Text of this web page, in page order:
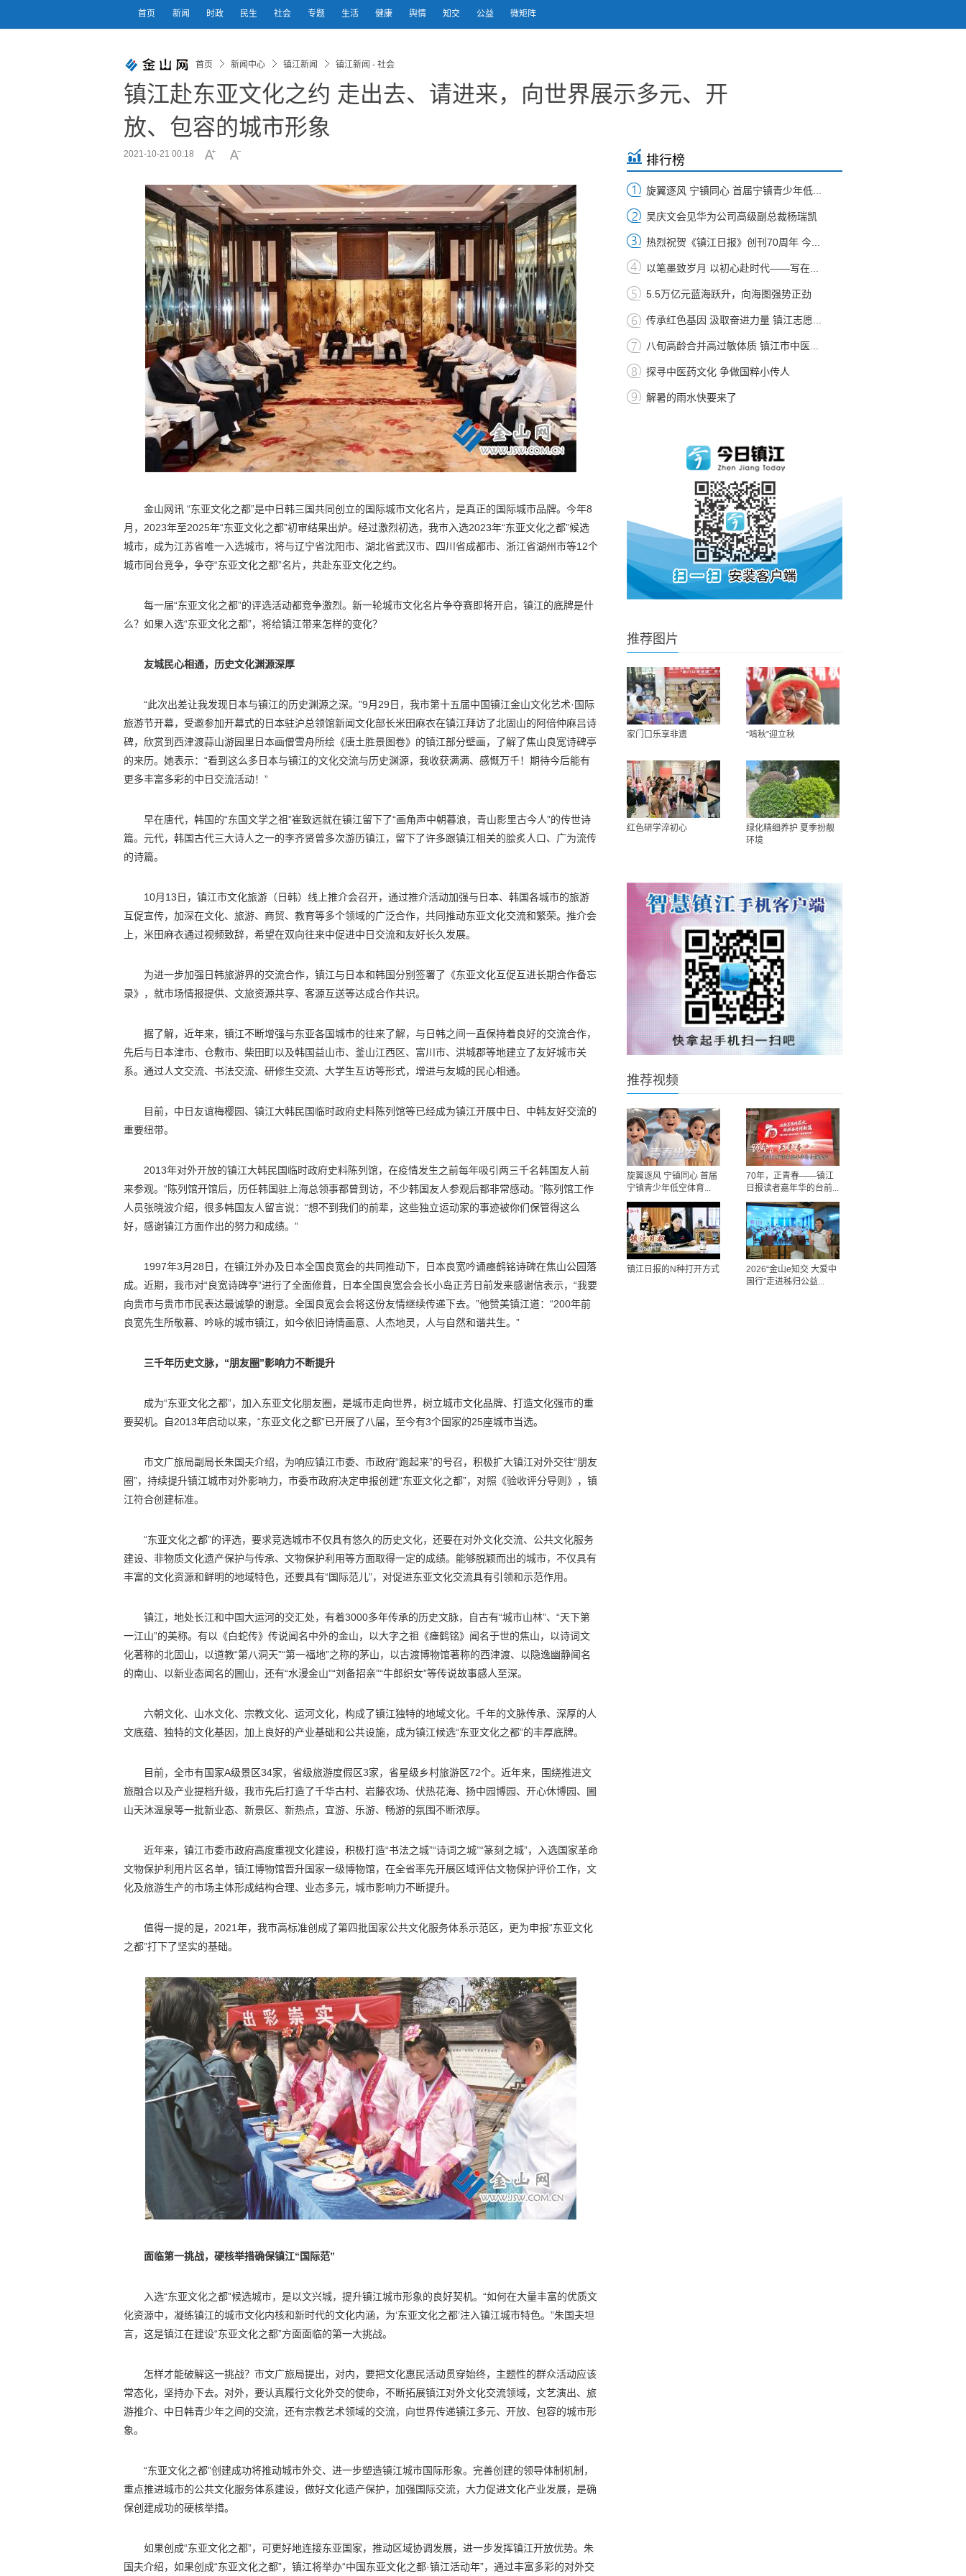
首页 新闻 时政 民生 社会 专题 生活 健康 舆情 知交 公益 微矩阵
首页 新闻中心 镇江新闻 镇江新闻 - 社会
镇江赴东亚文化之约 走出去、请进来，向世界展示多元、开
放、包容的城市形象
2021-10-21 00:18
金山网讯 “东亚文化之都”是中日韩三国共同创立的国际城市文化名片，是真正的国际城市品牌。今年8
月，2023年至2025年“东亚文化之都”初审结果出炉。经过激烈初选，我市入选2023年“东亚文化之都”候选
城市，成为江苏省唯一入选城市，将与辽宁省沈阳市、湖北省武汉市、四川省成都市、浙江省湖州市等12个
城市同台竞争，争夺“东亚文化之都”名片，共赴东亚文化之约。
每一届“东亚文化之都”的评选活动都竞争激烈。新一轮城市文化名片争夺赛即将开启，镇江的底牌是什
么？如果入选“东亚文化之都”，将给镇江带来怎样的变化？
友城民心相通，历史文化渊源深厚
“此次出差让我发现日本与镇江的历史渊源之深。”9月29日，我市第十五届中国镇江金山文化艺术·国际
旅游节开幕，受邀参加开幕式的日本驻沪总领馆新闻文化部长米田麻衣在镇江拜访了北固山的阿倍仲麻吕诗
碑，欣赏到西津渡蒜山游园里日本画僧雪舟所绘《唐土胜景图卷》的镇江部分壁画，了解了焦山良宽诗碑亭
的来历。她表示：“看到这么多日本与镇江的文化交流与历史渊源，我收获满满、感慨万千！期待今后能有
更多丰富多彩的中日交流活动！”
早在唐代，韩国的“东国文学之祖”崔致远就在镇江留下了“画角声中朝暮浪，青山影里古今人”的传世诗
篇。元代，韩国古代三大诗人之一的李齐贤曾多次游历镇江，留下了许多跟镇江相关的脍炙人口、广为流传
的诗篇。
10月13日，镇江市文化旅游（日韩）线上推介会召开，通过推介活动加强与日本、韩国各城市的旅游
互促宣传，加深在文化、旅游、商贸、教育等多个领域的广泛合作，共同推动东亚文化交流和繁荣。推介会
上，米田麻衣通过视频致辞，希望在双向往来中促进中日交流和友好长久发展。
为进一步加强日韩旅游界的交流合作，镇江与日本和韩国分别签署了《东亚文化互促互进长期合作备忘
录》，就市场情报提供、文旅资源共享、客源互送等达成合作共识。
据了解，近年来，镇江不断增强与东亚各国城市的往来了解，与日韩之间一直保持着良好的交流合作，
先后与日本津市、仓敷市、柴田町以及韩国益山市、釜山江西区、富川市、洪城郡等地建立了友好城市关
系。通过人文交流、书法交流、研修生交流、大学生互访等形式，增进与友城的民心相通。
目前，中日友谊梅樱园、镇江大韩民国临时政府史料陈列馆等已经成为镇江开展中日、中韩友好交流的
重要纽带。
2013年对外开放的镇江大韩民国临时政府史料陈列馆，在疫情发生之前每年吸引两三千名韩国友人前
来参观。“陈列馆开馆后，历任韩国驻上海总领事都曾到访，不少韩国友人参观后都非常感动。”陈列馆工作
人员张晓波介绍，很多韩国友人留言说：“想不到我们的前辈，这些独立运动家的事迹被你们保管得这么
好，感谢镇江方面作出的努力和成绩。”
1997年3月28日，在镇江外办及日本全国良宽会的共同推动下，日本良宽吟诵瘗鹤铭诗碑在焦山公园落
成。近期，我市对“良宽诗碑亭”进行了全面修葺，日本全国良宽会会长小岛正芳日前发来感谢信表示，“我要
向贵市与贵市市民表达最诚挚的谢意。全国良宽会会将这份友情继续传递下去。”他赞美镇江道：“200年前
良宽先生所敬慕、吟咏的城市镇江，如今依旧诗情画意、人杰地灵，人与自然和谐共生。”
三千年历史文脉，“朋友圈”影响力不断提升
成为“东亚文化之都”，加入东亚文化朋友圈，是城市走向世界，树立城市文化品牌、打造文化强市的重
要契机。自2013年启动以来，“东亚文化之都”已开展了八届，至今有3个国家的25座城市当选。
市文广旅局副局长朱国夫介绍，为响应镇江市委、市政府“跑起来”的号召，积极扩大镇江对外交往“朋友
圈”，持续提升镇江城市对外影响力，市委市政府决定申报创建“东亚文化之都”，对照《验收评分导则》，镇
江符合创建标准。
“东亚文化之都”的评选，要求竞选城市不仅具有悠久的历史文化，还要在对外文化交流、公共文化服务
建设、非物质文化遗产保护与传承、文物保护利用等方面取得一定的成绩。能够脱颖而出的城市，不仅具有
丰富的文化资源和鲜明的地域特色，还要具有“国际范儿”，对促进东亚文化交流具有引领和示范作用。
镇江，地处长江和中国大运河的交汇处，有着3000多年传承的历史文脉，自古有“城市山林”、“天下第
一江山”的美称。有以《白蛇传》传说闻名中外的金山，以大字之祖《瘗鹤铭》闻名于世的焦山，以诗词文
化著称的北固山，以道教“第八洞天”“第一福地”之称的茅山，以古渡博物馆著称的西津渡、以隐逸幽静闻名
的南山、以新业态闻名的圌山，还有“水漫金山”“刘备招亲”“牛郎织女”等传说故事感人至深。
六朝文化、山水文化、宗教文化、运河文化，构成了镇江独特的地域文化。千年的文脉传承、深厚的人
文底蕴、独特的文化基因，加上良好的产业基础和公共设施，成为镇江候选“东亚文化之都”的丰厚底牌。
目前，全市有国家A级景区34家，省级旅游度假区3家，省星级乡村旅游区72个。近年来，围绕推进文
旅融合以及产业提档升级，我市先后打造了千华古村、岩藤农场、伏热花海、扬中园博园、开心休博园、圌
山天沐温泉等一批新业态、新景区、新热点，宜游、乐游、畅游的氛围不断浓厚。
近年来，镇江市委市政府高度重视文化建设，积极打造“书法之城”“诗词之城”“篆刻之城”，入选国家革命
文物保护利用片区名单，镇江博物馆晋升国家一级博物馆，在全省率先开展区域评估文物保护评价工作，文
化及旅游生产的市场主体形成结构合理、业态多元，城市影响力不断提升。
值得一提的是，2021年，我市高标准创成了第四批国家公共文化服务体系示范区，更为申报“东亚文化
之都”打下了坚实的基础。
面临第一挑战，硬核举措确保镇江“国际范”
入选“东亚文化之都”候选城市，是以文兴城，提升镇江城市形象的良好契机。“如何在大量丰富的优质文
化资源中，凝练镇江的城市文化内核和新时代的文化内涵，为‘东亚文化之都’注入镇江城市特色。”朱国夫坦
言，这是镇江在建设“东亚文化之都”方面面临的第一大挑战。
怎样才能破解这一挑战？市文广旅局提出，对内，要把文化惠民活动贯穿始终，主题性的群众活动应该
常态化，坚持办下去。对外，要认真履行文化外交的使命，不断拓展镇江对外文化交流领域，文艺演出、旅
游推介、中日韩青少年之间的交流，还有宗教艺术领域的交流，向世界传递镇江多元、开放、包容的城市形
象。
“东亚文化之都”创建成功将推动城市外交、进一步塑造镇江城市国际形象。完善创建的领导体制机制，
重点推进城市的公共文化服务体系建设，做好文化遗产保护，加强国际交流，大力促进文化产业发展，是确
保创建成功的硬核举措。
如果创成“东亚文化之都”，可更好地连接东亚国家，推动区域协调发展，进一步发挥镇江开放优势。朱
国夫介绍，如果创成“东亚文化之都”，镇江将举办“中国东亚文化之都·镇江活动年”，通过丰富多彩的对外交
排行榜
旋翼逐风 宁镇同心 首届宁镇青少年低...
吴庆文会见华为公司高级副总裁杨瑞凯
热烈祝贺《镇江日报》创刊70周年 今...
以笔墨致岁月 以初心赴时代——写在...
5.5万亿元蓝海跃升，向海图强势正劲
传承红色基因 汲取奋进力量 镇江志愿...
八旬高龄合并高过敏体质 镇江市中医...
探寻中医药文化 争做国粹小传人
解暑的雨水快要来了
推荐图片
家门口乐享非遗 “啃秋”迎立秋
红色研学淬初心
绿化精细养护 夏季扮靓
环境
推荐视频
旋翼逐风 宁镇同心 首届
宁镇青少年低空体育...
70年，正青春——镇江
日报读者嘉年华的台前...
镇江日报的N种打开方式
2026“金山e知交 大爱中
国行”走进秭归公益...